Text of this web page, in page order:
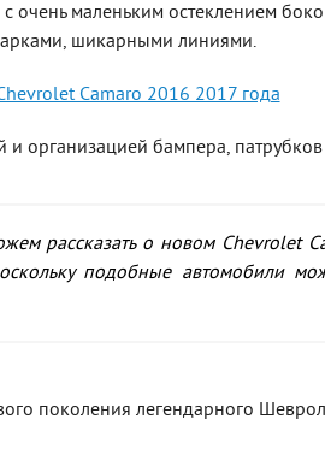
маленьким остеклением
шикарными линиями.
и организацией бампера,
рассказать о новом Chevrolet
подобные автомобили
поколения легендарного